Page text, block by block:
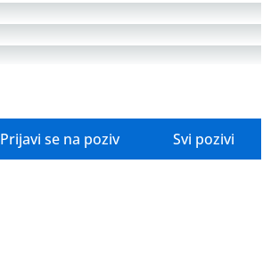
Prijavi se na poziv Svi pozivi